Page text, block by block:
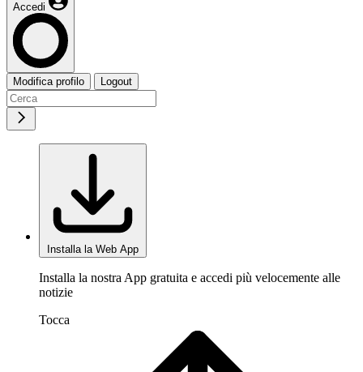
Accedi
Modifica profilo Logout
Installa la Web App
Installa la nostra App gratuita e accedi più velocemente alle
notizie
Tocca